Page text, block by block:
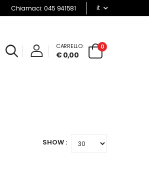
Chiamaci: 045 941581 it
CARRELLO:
€ 0,00
0
SHOW :